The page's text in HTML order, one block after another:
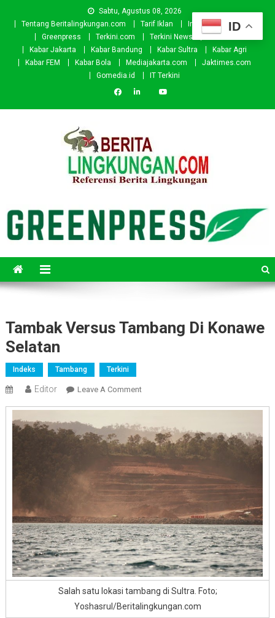
Sabtu, Agustus 08, 2026
Tentang Beritalingkungan.com
Tarif Iklan Investor
Donasi
Greenpress
Terkini.com Terkini News
Kabar.id
Kabar Jakarta
Kabar Bandung Kabar Sultra
Kabar Agri
Kabar FEM
Kabar Bola Mediajakarta.com
Jaktimes.com
Gomedia.id
IT Terkini
Tambak Versus Tambang Di Konawe
Selatan
Indeks Tambang Terkini
Editor Leave A CommentOn
Tambang
Di
Konawe
Selatan
Salah satu lokasi tambang di Sultra. Foto;
Yoshasrul/Beritalingkungan.com
ID